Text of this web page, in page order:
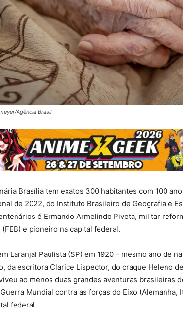
Agência Brasil
Brasília tem exatos 300 habitantes com 100
de 2022, do Instituto Brasileiro de Geografia e
é Ermando Armelindo Piveta, militar
(FEB) e pioneiro na capital federal.
Laranjal Paulista (SP) em 1920 – mesmo ano de
da escritora Clarice Lispector, do craque Heleno
ao menos duas grandes aventuras brasileiras
Mundial contra as forças do Eixo (Alemanha,
federal.